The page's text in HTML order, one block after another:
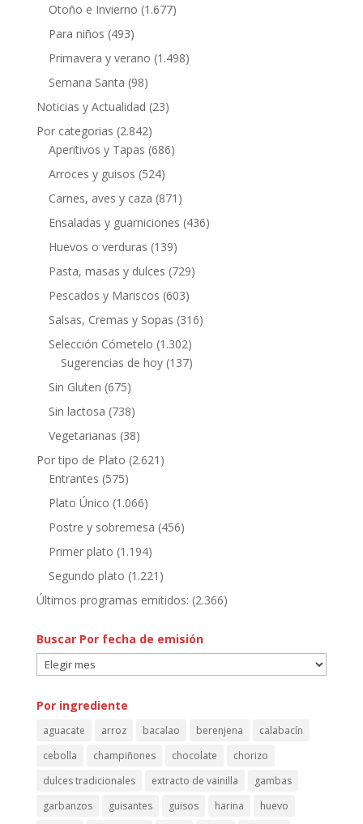
Otoño e Invierno (1.677)
Para niños (493)
Primavera y verano (1.498)
Semana Santa (98)
Noticias y Actualidad (23)
Por categorias (2.842)
Aperitivos y Tapas (686)
Arroces y guisos (524)
Carnes, aves y caza (871)
Ensaladas y guarniciones (436)
Huevos o verduras (139)
Pasta, masas y dulces (729)
Pescados y Mariscos (603)
Salsas, Cremas y Sopas (316)
Selección Cómetelo (1.302)
Sugerencias de hoy(137)
Sin Gluten (675)
Sin lactosa (738)
Vegetarianas (38)
Por tipo de Plato (2.621)
Entrantes (575)
Plato Único (1.066)
Postre y sobremesa (456)
Primer plato (1.194)
Segundo plato (1.221)
Últimos programas emitidos: (2.366)
Buscar Por fecha de emisión
Buscar
Por
fecha
emisión
Por ingrediente
aguacate arroz bacalao berenjena
calabacín
cebolla
champiñones chocolate
chorizo
dulces tradicionales
extracto de vainilla
gambas
garbanzos
guisantes guisos harina
huevo